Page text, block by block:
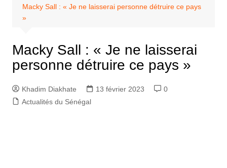
Macky Sall : « Je ne laisserai personne détruire ce pays
»
Macky Sall : « Je ne laisserai
personne détruire ce pays »
Khadim Diakhate 13 février 2023
0
Actualités du Sénégal